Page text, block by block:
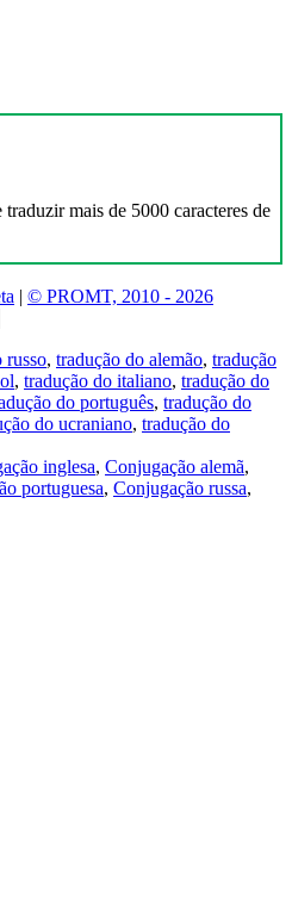
mais de 5000 caracteres de
| © PROMT, 2010 - 2026
russo, tradução do alemão, tradução
, tradução do italiano, tradução do
do português, tradução do
do ucraniano, tradução do
inglesa, Conjugação alemã,
portuguesa, Conjugação russa,